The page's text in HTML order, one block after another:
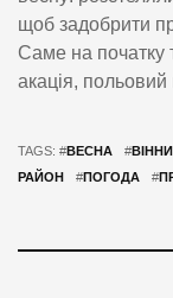
щоб задобрити
Саме на початку
акація,
TAGS: #ВЕСНА #
РАЙОН
#ПОГОДА #